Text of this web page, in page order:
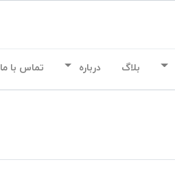
بلاگ درباره تماس با ما